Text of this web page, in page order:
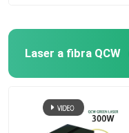
Laser a fibra QCW